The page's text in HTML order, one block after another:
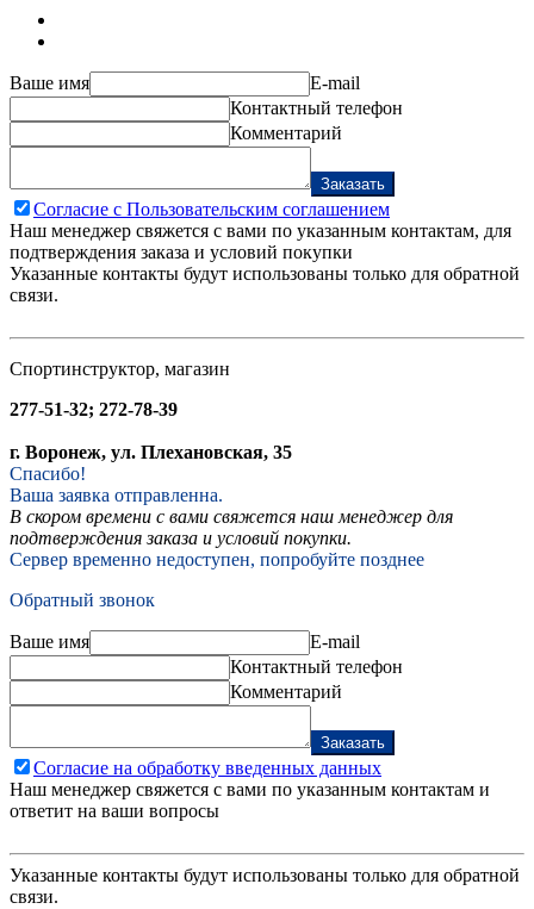
Ваше имя
E-mail
Контактный телефон
Комментарий
Заказать
Согласие с Пользовательским соглашением
Наш менеджер свяжется с вами по указанным контактам, для
подтверждения заказа и условий покупки
Указанные контакты будут использованы только для обратной
связи.
Спортинструктор, магазин
277-51-32; 272-78-39
г. Воронеж, ул. Плехановская, 35
Спасибо!
Ваша заявка отправленна.
В скором времени с вами свяжется наш менеджер для
подтверждения заказа и условий покупки.
Сервер временно недоступен, попробуйте позднее
Обратный звонок
Ваше имя
E-mail
Контактный телефон
Комментарий
Заказать
Согласие на обработку введенных данных
Наш менеджер свяжется с вами по указанным контактам и
ответит на ваши вопросы
Указанные контакты будут использованы только для обратной
связи.